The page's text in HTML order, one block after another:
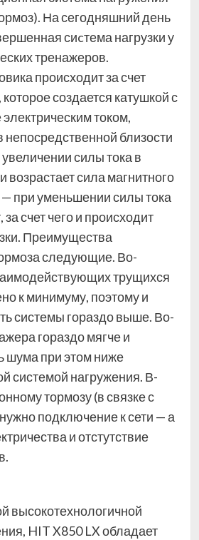
На сегодняшний день
сиcтема нагрузки у
тренажеров.
происходит за счет
создается катушкой с
током,
близости
силы тока в
возрастает сила магнитного
при уменьшении силы тока
счет чего и происходит
Преимущества
следующие. Во-
трущихся
к минимуму, поэтому и
системы гораздо выше. Во-
гораздо мягче и
шума при этом ниже
системой нагружения. В-
тормозу (в связке с
подключение к сети — а
и отстутствие
высокотехнологичной
HIT X850 LX обладает